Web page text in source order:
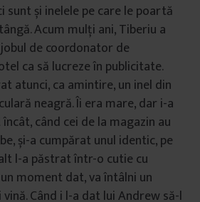
sunt și inelele pe care le poartă
Acum mulți ani, Tiberiu a
de coordonator de
ca să lucreze în publicitate.
atunci, ca amintire, un inel din
neagră. Îi era mare, dar i-a
când cei de la magazin au
și-a cumpărat unul identic, pe
l-a păstrat într-o cutie cu
moment dat, va întâlni un
Când i l-a dat lui Andrew să-l